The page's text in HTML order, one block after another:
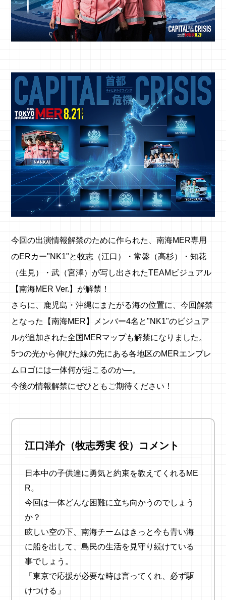
今回の出演情報解禁のために作られた、南海MER専用
のERカー"NK1"と牧志（江口）・常盤（高杉）・知花
（生見）・武（宮澤）が写し出されたTEAMビジュアル
【南海MER Ver.】が解禁！
さらに、鹿児島・沖縄にまたがる海の位置に、今回解禁
となった【南海MER】メンバー4名と"NK1"のビジュア
ルが追加された全国MERマップも解禁になりました。
5つの光から伸びた線の先にある各地区のMERエンブレ
ムロゴには一体何が起こるのか—。
今後の情報解禁にぜひともご期待ください！
江口洋介（牧志秀実 役）コメント
日本中の子供達に勇気と約束を教えてくれるME
R。
今回は一体どんな困難に立ち向かうのでしょう
か？
眩しい空の下、南海チームはきっと今も青い海
に船を出して、島民の生活を見守り続けている
事でしょう。
「東京で応援が必要な時は言ってくれ、必ず駆
けつける」